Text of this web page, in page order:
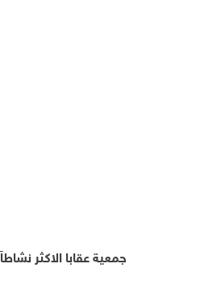
جمعية عقابا الاكثر نشاطاً